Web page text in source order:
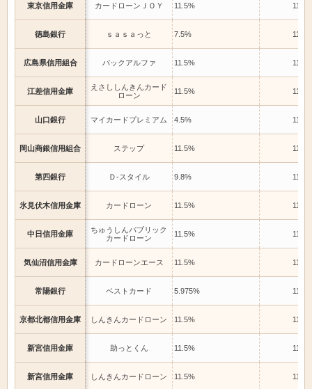
東京信用金庫
徳島銀行
広島県信用組合
江差信用金庫
山口銀行
岡山商銀信用組合
第四銀行
氷見伏木信用金庫
中日信用金庫
気仙沼信用金庫
常陽銀行
京都北都信用金庫
新宮信用金庫
新宮信用金庫
カードローンＪＯＹ 11.5%
ｓａｓａっと 7.5%
パックアルファ 11.5%
えさししんきんカード
ローン
11.5%
マイカードプレミアム 4.5%
ステップ 11.5%
Ｄ-スタイル 9.8%
カードローン 11.5%
ちゅうしんパブリック
カードローン
11.5%
カードローンエース 11.5%
ベストカード 5.975%
しんきんカードローン 11.5%
助っとくん 11.5%
しんきんカードローン 11.5%